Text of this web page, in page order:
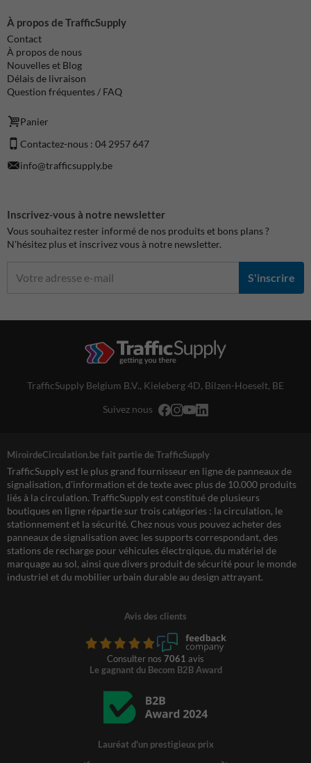
À propos de TrafficSupply
Contact
À propos de nous
Nouvelles et Blog
Délais de livraison
Question fréquentes / FAQ
Panier
Contactez-nous : 04 2957 647
info@trafficsupply.be
Inscrivez-vous à notre newsletter
Vous souhaitez rester informé de nos produits et bons plans ?
N'hésitez plus et inscrivez vous à notre newsletter.
S'inscrire
TrafficSupply Belgium B.V., Kieleberg 4D, Bilzen-Hoeselt, BE
Suivez nous
MiroirdeCirculation.be fait partie de TrafficSupply
TrafficSupply est le plus grand fournisseur en ligne de panneaux de
signalisation, d'information et de texte avec plus de 10.000 produits
liés à la circulation. TrafficSupply est constitué de plusieurs
boutiques en ligne répartie sur trois catégories : la circulation, le
stationnement et la sécurité. Chez nous vous pouvez acheter des
panneaux de signalisation avec les supports correspondant, des
stations de recharge pour véhicules électrqique, du matériel de
marquage au sol, ainsi que divers produit de sécurité pour le monde
industriel et du mobilier urbain durable au design attrayant.
Avis des clients
Consulter nos 7061 avis
Le gagnant du Becom B2B Award
Lauréat d'un prestigieux prix